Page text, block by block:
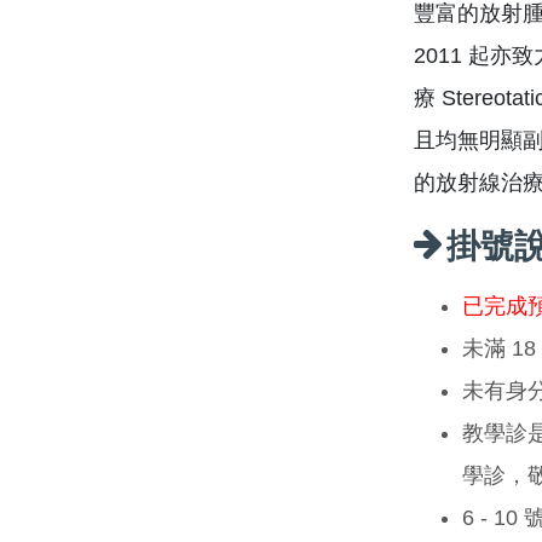
豐富的放射
2011 起亦致
療
且均無明顯
的放射線治
掛號
已完成
未滿 18
未有身
教學診
學診，
6 - 10